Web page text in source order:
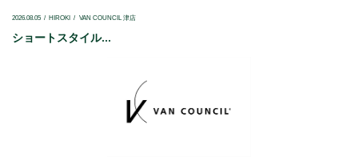
2026.08.05 HIROKI VAN COUNCIL 津店
ショートスタイル...